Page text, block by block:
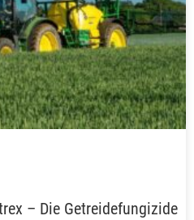
– Die Getreidefungizide